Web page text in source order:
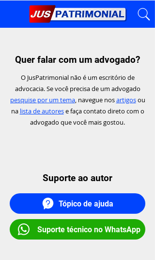
Quer falar com um advogado?
O JusPatrimonial não é um escritório de
advocacia. Se você precisa de um advogado
pesquise por um tema, navegue nosartigosou
na lista de autorese faça contato direto com o
advogado que você mais gostou.
Suporte ao autor
Tópico de ajuda
Suporte técnico no WhatsApp